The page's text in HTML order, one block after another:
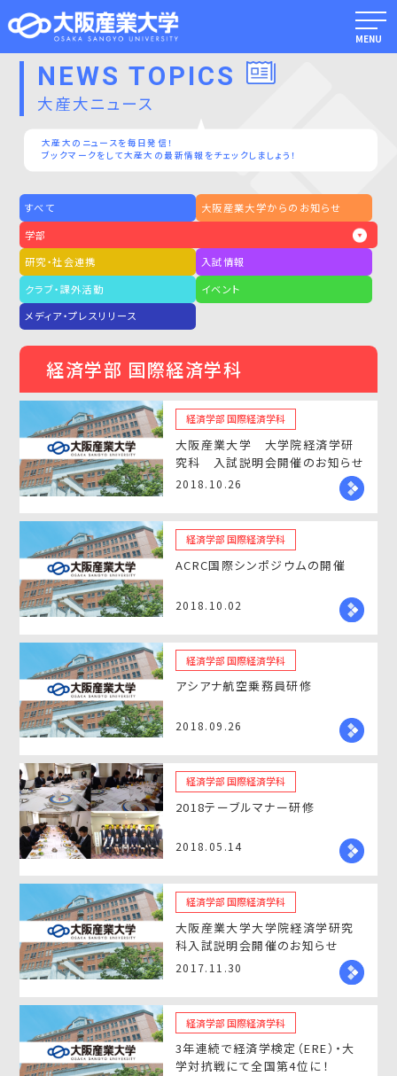
MENU
NEWS TOPICS
大産大ニュース
大産大のニュースを毎日発信！
ブックマークをして大産大の最新情報をチェックしましょう！
経済学部 国際経済学科
経済学部 国際経済学科
大阪産業大学 大学院経済学研
究科 入試説明会開催のお知らせ
2018.10.26
経済学部 国際経済学科
ACRC国際シンポジウムの開催
2018.10.02
経済学部 国際経済学科
アシアナ航空乗務員研修
2018.09.26
経済学部 国際経済学科
2018テーブルマナー研修
2018.05.14
経済学部 国際経済学科
大阪産業大学大学院経済学研究
科入試説明会開催のお知らせ
2017.11.30
経済学部 国際経済学科
3年連続で経済学検定（ERE）・大
学対抗戦にて全国第4位に！
すべて
大阪産業大学からのお知らせ
学部
研究・社会連携
入試情報
クラブ・課外活動
イベント
メディア・プレスリリース